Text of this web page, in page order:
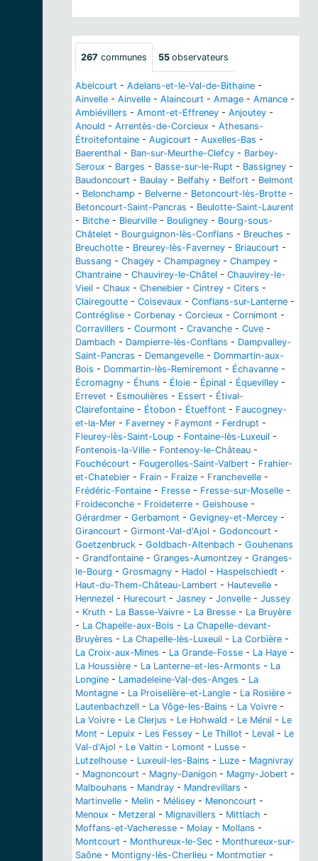
267 communes 55 observateurs
Abelcourt - Adelans-et-le-Val-de-Bithaine -
Ainvelle - Ainvelle - Alaincourt - Amage - Amance -
Ambiévillers - Amont-et-Effreney - Anjoutey -
Anould - Arrentès-de-Corcieux - Athesans-
Étroitefontaine - Augicourt - Auxelles-Bas -
Baerenthal - Ban-sur-Meurthe-Clefcy - Barbey-
Seroux - Barges - Basse-sur-le-Rupt - Bassigney -
Baudoncourt - Baulay - Belfahy - Belfort - Belmont
- Belonchamp - Belverne - Betoncourt-lès-Brotte -
Betoncourt-Saint-Pancras - Beulotte-Saint-Laurent
- Bitche - Bleurville - Bouligney - Bourg-sous-
Châtelet - Bourguignon-lès-Conflans - Breuches -
Breuchotte - Breurey-lès-Faverney - Briaucourt -
Bussang - Chagey - Champagney - Champey -
Chantraine - Chauvirey-le-Châtel - Chauvirey-le-
Vieil - Chaux - Chenebier - Cintrey - Citers -
Clairegoutte - Coisevaux - Conflans-sur-Lanterne -
Contréglise - Corbenay - Corcieux - Cornimont -
Corravillers - Courmont - Cravanche - Cuve -
Dambach - Dampierre-lès-Conflans - Dampvalley-
Saint-Pancras - Demangevelle - Dommartin-aux-
Bois - Dommartin-lès-Remiremont - Échavanne -
Écromagny - Éhuns - Éloie - Épinal - Équevilley -
Errevet - Esmoulières - Essert - Étival-
Clairefontaine - Étobon - Étueffont - Faucogney-
et-la-Mer - Faverney - Faymont - Ferdrupt -
Fleurey-lès-Saint-Loup - Fontaine-lès-Luxeuil -
Fontenois-la-Ville - Fontenoy-le-Château -
Fouchécourt - Fougerolles-Saint-Valbert - Frahier-
et-Chatebier - Frain - Fraize - Franchevelle -
Frédéric-Fontaine - Fresse - Fresse-sur-Moselle -
Froideconche - Froideterre - Geishouse -
Gérardmer - Gerbamont - Gevigney-et-Mercey -
Girancourt - Girmont-Val-d'Ajol - Godoncourt -
Goetzenbruck - Goldbach-Altenbach - Gouhenans
- Grandfontaine - Granges-Aumontzey - Granges-
le-Bourg - Grosmagny - Hadol - Haspelschiedt -
Haut-du-Them-Château-Lambert - Hautevelle -
Hennezel - Hurecourt - Jasney - Jonvelle - Jussey
- Kruth - La Basse-Vaivre - La Bresse - La Bruyère
- La Chapelle-aux-Bois - La Chapelle-devant-
Bruyères - La Chapelle-lès-Luxeuil - La Corbière -
La Croix-aux-Mines - La Grande-Fosse - La Haye -
La Houssière - La Lanterne-et-les-Armonts - La
Longine - Lamadeleine-Val-des-Anges - La
Montagne - La Proiselière-et-Langle - La Rosière -
Lautenbachzell - La Vôge-les-Bains - La Voivre -
La Voivre - Le Clerjus - Le Hohwald - Le Ménil - Le
Mont - Lepuix - Les Fessey - Le Thillot - Leval - Le
Val-d'Ajol - Le Valtin - Lomont - Lusse -
Lutzelhouse - Luxeuil-les-Bains - Luze - Magnivray
- Magnoncourt - Magny-Danigon - Magny-Jobert -
Malbouhans - Mandray - Mandrevillars -
Martinvelle - Melin - Mélisey - Menoncourt -
Menoux - Metzeral - Mignavillers - Mittlach -
Moffans-et-Vacheresse - Molay - Mollans -
Montcourt - Monthureux-le-Sec - Monthureux-sur-
Saône - Montigny-lès-Cherlieu - Montmotier -